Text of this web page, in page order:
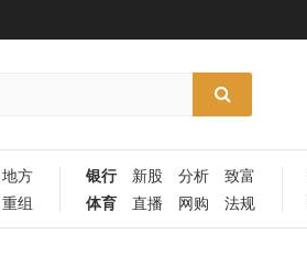
地方
重组
银行 新股 分析
致富
体育
直播 网购 法规